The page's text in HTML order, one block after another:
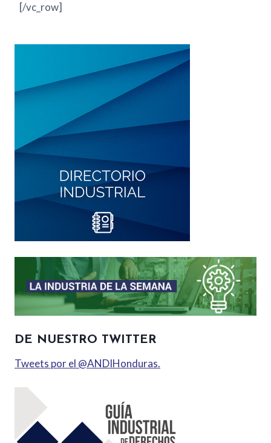
[/vc_row]
DE NUESTRO TWITTER
Tweets por el @ANDIHonduras.